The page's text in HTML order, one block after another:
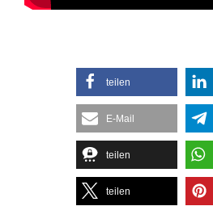
teilen
E-Mail
teilen
teilen